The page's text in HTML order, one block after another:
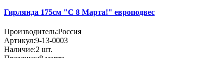
Гирлянда 175см "С 8 Марта!" европодвес
Производитель:Россия
Артикул:9-13-0003
Наличие:2 шт.